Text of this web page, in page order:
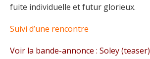
fuite individuelle et futur glorieux.
Suivi d’une rencontre
Voir la bande-annonce : Soley (teaser)